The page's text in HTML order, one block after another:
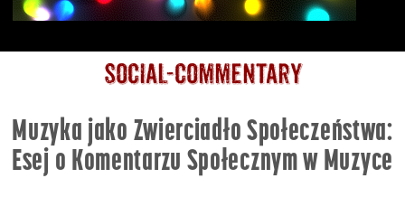
social-commentary
Muzyka jako Zwierciadło Społeczeństwa:
Esej o Komentarzu Społecznym w Muzyce